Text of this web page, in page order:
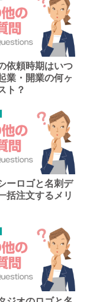
依頼時期はいつ
業・開業の何ヶ
ト？
ーロゴと名刺デ
括注文するメリ